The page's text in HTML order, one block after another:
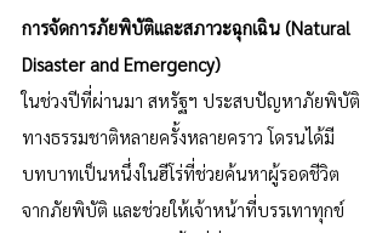
การจัดการภัยพิบัติและสภาวะฉุกเฉิน (Natural
Disaster and Emergency)
ในช่วงปีที่ผ่านมา สหรัฐฯ ประสบปัญหาภัยพิบัติ
ทางธรรมชาติหลายครั้งหลายคราว โดรนได้มี
บทบาทเป็นหนึ่งในฮีโร่ที่ช่วยค้นหาผู้รอดชีวิต
จากภัยพิบัติ และช่วยให้เจ้าหน้าที่บรรเทาทุกข์